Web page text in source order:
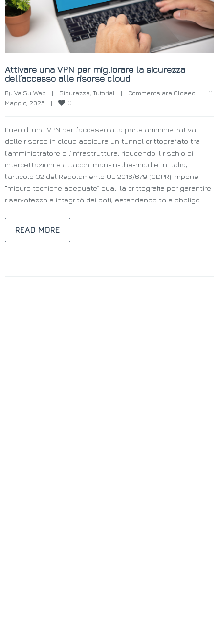
Attivare una VPN per migliorare la sicurezza
dell’accesso alle risorse cloud
By VaiSulWeb | Sicurezza, Tutorial | Comments are Closed |
11
Maggio, 2025 | 0
L’uso di una VPN per l’accesso alla parte amministrativa
delle risorse in cloud assicura un tunnel crittografato tra
l’amministratore e l’infrastruttura, riducendo il rischio di
intercettazioni e attacchi man-in-the-middle. In Italia,
l’articolo 32 del Regolamento UE 2016/679 (GDPR) impone
“misure tecniche adeguate” quali la crittografia per garantire
riservatezza e integrità dei dati, estendendo tale obbligo
READ MORE